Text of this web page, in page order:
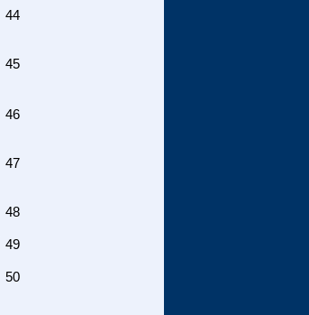
44
45
46
47
48
49
50